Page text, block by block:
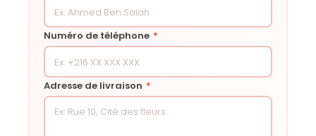
Numéro de téléphone *
Adresse de livraison *